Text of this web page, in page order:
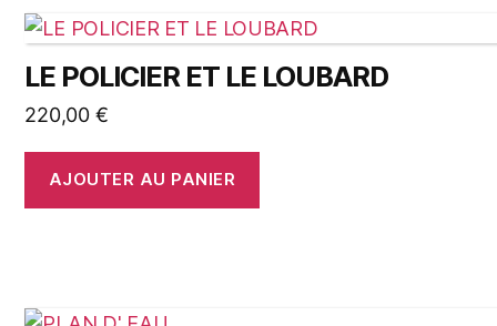
LE POLICIER ET LE LOUBARD
220,00 €
AJOUTER AU PANIER